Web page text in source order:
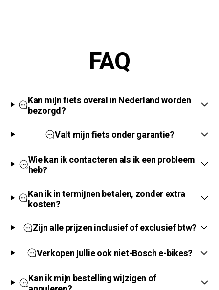
FAQ
Kan mijn fiets overal in Nederland worden
bezorgd?
Valt mijn fiets onder garantie?
Wie kan ik contacteren als ik een probleem
heb?
Kan ik in termijnen betalen, zonder extra
kosten?
Zijn alle prijzen inclusief of exclusief btw?
Verkopen jullie ook niet-Bosch e-bikes?
Kan ik mijn bestelling wijzigen of